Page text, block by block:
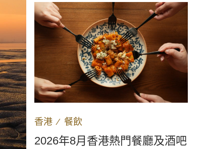
香港 ∕ 餐飲
2026年8月香港熱門餐廳及酒吧